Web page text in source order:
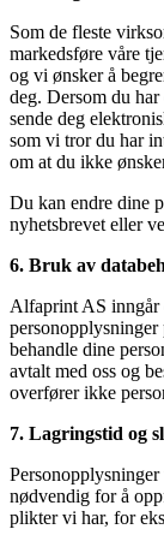
Som de fleste
markedsføre våre
og vi ønsker å
deg. Dersom du
sende deg
som vi tror du har
om at du ikke
Du kan endre dine
nyhetsbrevet eller
6. Bruk av
Alfaprint AS inngår
personopplysninger
behandle dine
avtalt med oss og
overfører ikke
7. Lagringstid og
nødvendig for å
plikter vi har, for